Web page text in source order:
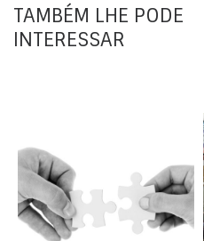
TAMBÉM LHE PODE
INTERESSAR